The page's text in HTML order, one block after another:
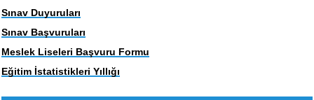
Sınav Duyuruları
Sınav Başvuruları
Meslek Liseleri Başvuru Formu
Eğitim İstatistikleri Yıllığı